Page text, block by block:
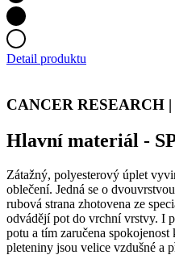
Detail produktu
CANCER RESEARCH |
Hlavní materiál -
Zátažný, polyesterový úplet
oblečení. Jedná se o
rubová strana zhotovena ze
odvádějí pot do vrchní vrstvy. I
potu a tím zaručena
pleteniny jsou velice vzdušné a